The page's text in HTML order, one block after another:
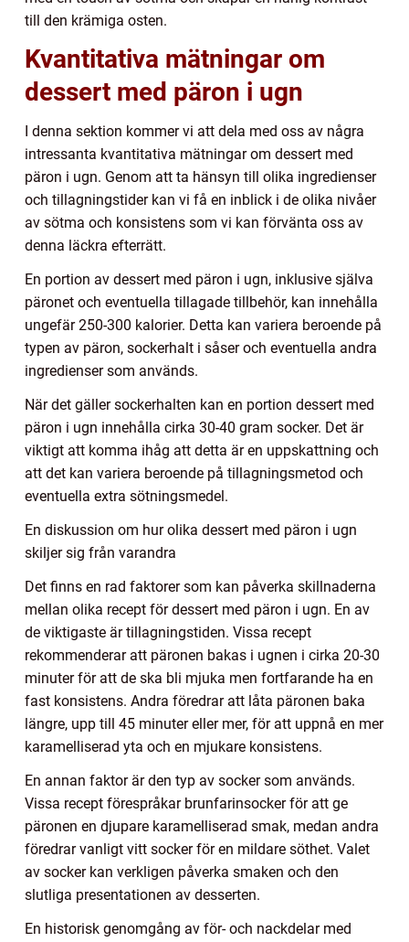
till den krämiga osten.
Kvantitativa mätningar om
dessert med päron i ugn
I denna sektion kommer vi att dela med oss av några
intressanta kvantitativa mätningar om dessert med
päron i ugn. Genom att ta hänsyn till olika ingredienser
och tillagningstider kan vi få en inblick i de olika nivåer
av sötma och konsistens som vi kan förvänta oss av
denna läckra efterrätt.
En portion av dessert med päron i ugn, inklusive själva
päronet och eventuella tillagade tillbehör, kan innehålla
ungefär 250-300 kalorier. Detta kan variera beroende på
typen av päron, sockerhalt i såser och eventuella andra
ingredienser som används.
När det gäller sockerhalten kan en portion dessert med
päron i ugn innehålla cirka 30-40 gram socker. Det är
viktigt att komma ihåg att detta är en uppskattning och
att det kan variera beroende på tillagningsmetod och
eventuella extra sötningsmedel.
En diskussion om hur olika dessert med päron i ugn
skiljer sig från varandra
Det finns en rad faktorer som kan påverka skillnaderna
mellan olika recept för dessert med päron i ugn. En av
de viktigaste är tillagningstiden. Vissa recept
rekommenderar att päronen bakas i ugnen i cirka 20-30
minuter för att de ska bli mjuka men fortfarande ha en
fast konsistens. Andra föredrar att låta päronen baka
längre, upp till 45 minuter eller mer, för att uppnå en mer
karamelliserad yta och en mjukare konsistens.
En annan faktor är den typ av socker som används.
Vissa recept förespråkar brunfarinsocker för att ge
päronen en djupare karamelliserad smak, medan andra
föredrar vanligt vitt socker för en mildare söthet. Valet
av socker kan verkligen påverka smaken och den
slutliga presentationen av desserten.
En historisk genomgång av för- och nackdelar med